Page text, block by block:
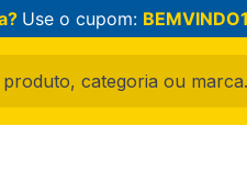
Use o cupom:
categoria ou marca...